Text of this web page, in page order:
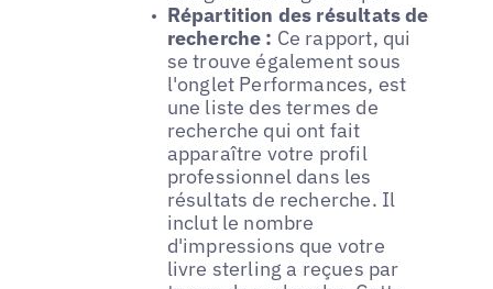
Répartition des résultats de
recherche : Ce rapport, qui
se trouve également sous
l'onglet Performances, est
une liste des termes de
recherche qui ont fait
apparaître votre profil
professionnel dans les
résultats de recherche. Il
inclut le nombre
d'impressions que votre
livre sterling a reçues par